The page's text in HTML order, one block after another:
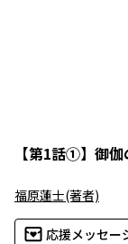
【第1話①】 御伽
福原蓮士(著者)
応援メッセー